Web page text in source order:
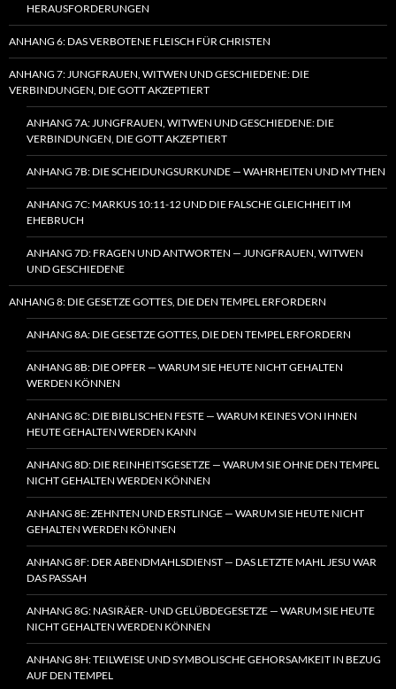
HERAUSFORDERUNGEN
ANHANG 6: DAS VERBOTENE FLEISCH FÜR CHRISTEN
ANHANG 7: JUNGFRAUEN, WITWEN UND GESCHIEDENE: DIE
VERBINDUNGEN, DIE GOTT AKZEPTIERT
ANHANG 7A: JUNGFRAUEN, WITWEN UND GESCHIEDENE: DIE
VERBINDUNGEN, DIE GOTT AKZEPTIERT
ANHANG 7B: DIE SCHEIDUNGSURKUNDE — WAHRHEITEN UND MYTHEN
ANHANG 7C: MARKUS 10:11-12 UND DIE FALSCHE GLEICHHEIT IM
EHEBRUCH
ANHANG 7D: FRAGEN UND ANTWORTEN — JUNGFRAUEN, WITWEN
UND GESCHIEDENE
ANHANG 8: DIE GESETZE GOTTES, DIE DEN TEMPEL ERFORDERN
ANHANG 8A: DIE GESETZE GOTTES, DIE DEN TEMPEL ERFORDERN
ANHANG 8B: DIE OPFER — WARUM SIE HEUTE NICHT GEHALTEN
WERDEN KÖNNEN
ANHANG 8C: DIE BIBLISCHEN FESTE — WARUM KEINES VON IHNEN
HEUTE GEHALTEN WERDEN KANN
ANHANG 8D: DIE REINHEITSGESETZE — WARUM SIE OHNE DEN TEMPEL
NICHT GEHALTEN WERDEN KÖNNEN
ANHANG 8E: ZEHNTEN UND ERSTLINGE — WARUM SIE HEUTE NICHT
GEHALTEN WERDEN KÖNNEN
ANHANG 8F: DER ABENDMAHLSDIENST — DAS LETZTE MAHL JESU WAR
DAS PASSAH
ANHANG 8G: NASIRÄER- UND GELÜBDEGESETZE — WARUM SIE HEUTE
NICHT GEHALTEN WERDEN KÖNNEN
ANHANG 8H: TEILWEISE UND SYMBOLISCHE GEHORSAMKEIT IN BEZUG
AUF DEN TEMPEL